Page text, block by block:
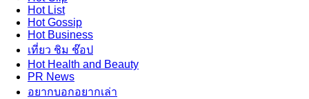
HotList
HotGossip
HotBusiness
เที่ยว ชิม ช๊อป
HotHealth and Beauty
PR News
อยากบอกอยากเล่า